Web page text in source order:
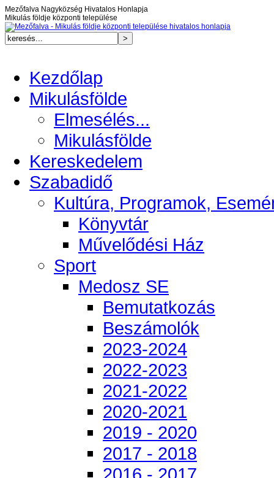
Mezőfalva Nagyközség Hivatalos Honlapja
Mikulás földje központi települése
Kezdőlap
Mikulásfölde
Elmesélés...
Mikulásfölde
Kereskedelem
Szabadidő
Kultúra, Programok,
Könyvtár
Művelődési Ház
Sport
Medosz SE
Bemutatkozás
Beszámolók
2023-2024
2022-2023
2021-2022
2020-2021
2019 - 2020
2017 - 2018